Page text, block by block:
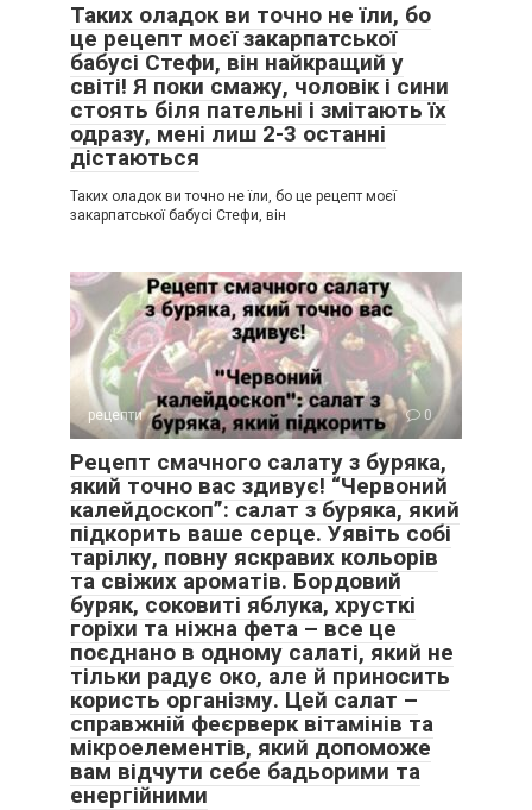
Таких оладок ви точно не їли, бо
це рецепт моєї закарпатської
бабусі Стефи, він найкращий у
світі! Я поки смажу, чоловік і сини
стоять біля пательні і змітають їх
одразу, мені лиш 2-3 останні
дістаються
Таких оладок ви точно не їли, бо це рецепт моєї
закарпатської бабусі Стефи, він
рецепти 0
Рецепт смачного салату з буряка,
який точно вас здивує! “Червоний
калейдоскоп”: салат з буряка, який
підкорить ваше серце. Уявіть собі
тарілку, повну яскравих кольорів
та свіжих ароматів. Бордовий
буряк, соковиті яблука, хрусткі
горіхи та ніжна фета – все це
поєднано в одному салаті, який не
тільки радує око, але й приносить
користь організму. Цей салат –
справжній феєрверк вітамінів та
мікроелементів, який допоможе
вам відчути себе бадьорими та
енергійними